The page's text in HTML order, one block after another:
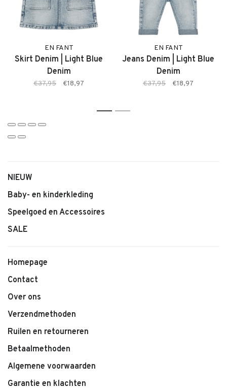
– 5% elastaan
Productdetails:
– Productnaam: T-shirt SS
– Kleur: Zephyr
– Type: T-shirt
EN FANT
Skirt Denim | Light Blue
Denim
€37,95 €18,97
EN FANT
Jeans Denim | Light Blue
Denim
€37,95 €18,97
1 2
NIEUW
Baby- en kinderkleding
Speelgoed en Accessoires
SALE
Homepage
Contact
Over ons
Verzendmethoden
Ruilen en retourneren
Betaalmethoden
Algemene voorwaarden
Garantie en klachten